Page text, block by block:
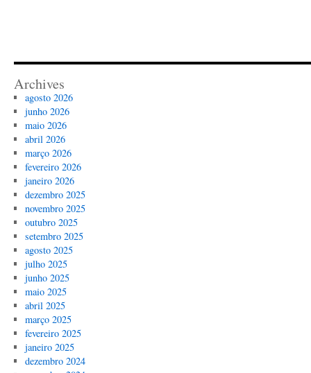
Archives
agosto 2026
junho 2026
maio 2026
abril 2026
março 2026
fevereiro 2026
janeiro 2026
dezembro 2025
novembro 2025
outubro 2025
setembro 2025
agosto 2025
julho 2025
junho 2025
maio 2025
abril 2025
março 2025
fevereiro 2025
janeiro 2025
dezembro 2024